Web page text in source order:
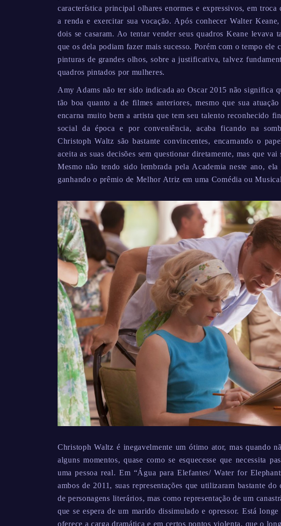
característica principal olhares enormes e expressivos, em troca
a renda e exercitar sua vocação. Após conhecer Walter
dois se casaram. Ao tentar vender seus quadros Keane levava
que os dela podiam fazer mais sucesso. Porém com o tempo ele
pinturas de grandes olhos, sobre a justificativa, talvez
quadros pintados por mulheres.
Amy Adams não ter sido indicada ao Oscar 2015 não significa
tão boa quanto a de filmes anteriores, mesmo que sua
encarna muito bem a artista que tem seu talento reconhecido
social da época e por conveniência, acaba ficando na
Christoph Waltz são bastante convincentes, encarnando o
aceita as suas decisões sem questionar diretamente, mas que
Mesmo não tendo sido lembrada pela Academia neste ano,
ganhando o prêmio de Melhor Atriz em uma Comédia ou
Christoph Waltz é inegavelmente um ótimo ator, mas quando
alguns momentos, quase como se esquecesse que necessita
uma pessoa real. Em “Água para Elefantes/ Water for
ambos de 2011, suas representações que utilizaram bastante
de personagens literários, mas como representação de um
que se espera de um marido dissimulado e opressor. Está
oferece a carga dramática e em certos pontos violenta, que o